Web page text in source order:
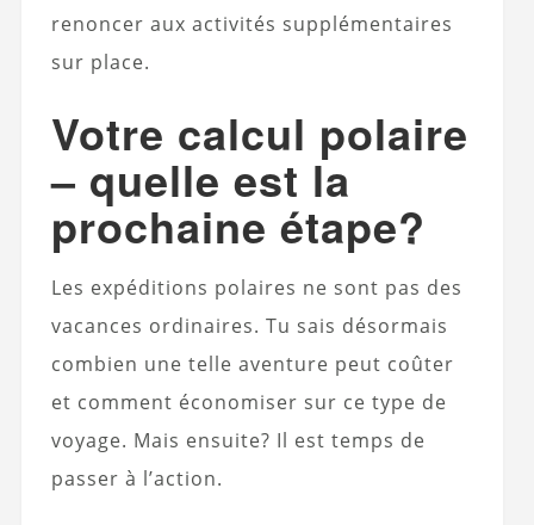
renoncer aux activités supplémentaires
sur place.
Votre calcul polaire
– quelle est la
prochaine étape?
Les expéditions polaires ne sont pas des
vacances ordinaires. Tu sais désormais
combien une telle aventure peut coûter
et comment économiser sur ce type de
voyage. Mais ensuite? Il est temps de
passer à l’action.